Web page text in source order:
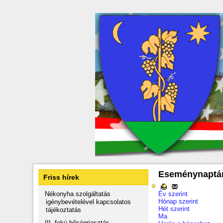
Friss hírek
Nékonyha szolgáltatás
igénybevételével kapcsolatos
tájékoztatás
Év szerint
Hónap szerint
Hét szerint
Ma